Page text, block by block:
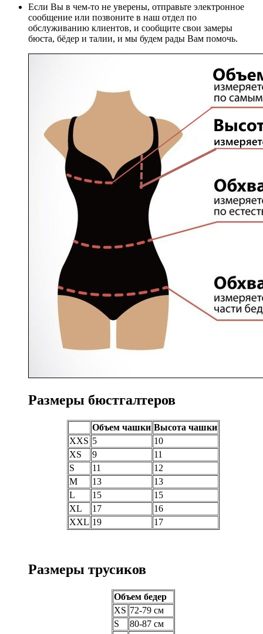
Если Вы в чем-то не уверены, отправьте электронное
сообщение или позвоните в наш отдел по
обслуживанию клиентов, и сообщите свои замеры
бюста, бёдер и талии, и мы будем рады Вам помочь.
Размеры бюстгалтеров
Объем чашки Высота чашки
XXS 5
10
XS
9
11
S
11
12
M
13
13
L
15
15
XL
17
16
XXL 19 17
Размеры трусиков
Объем бедер
XS 72-79 см
S
80-87 см